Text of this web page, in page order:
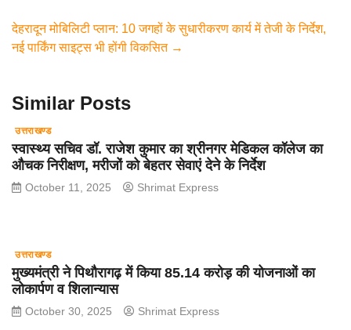
b
o
k
A
p
a
m
देहरादून मोबिलिटी प्लान: 10 जगहों के सुधारीकरण कार्य में तेजी के निर्देश,
नई पार्किंग साइट्स भी होंगी विकसित →
Similar Posts
उत्तराखण्ड
स्वास्थ्य सचिव डॉ. राजेश कुमार का श्रीनगर मेडिकल कॉलेज का
औचक निरीक्षण, मरीजों को बेहतर सेवाएं देने के निर्देश
October 11, 2025 Shrimat Express
उत्तराखण्ड
मुख्यमंत्री ने पिथौरागढ़ में किया 85.14 करोड़ की योजनाओं का
लोकार्पण व शिलान्यास
October 30, 2025 Shrimat Express